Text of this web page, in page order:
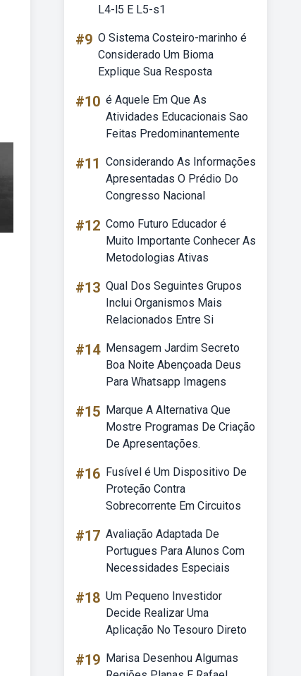
L4-l5 E L5-s1
#9 O Sistema Costeiro-marinho é
Considerado Um Bioma
Explique Sua Resposta
#10 é Aquele Em Que As
Atividades Educacionais Sao
Feitas Predominantemente
#11 Considerando As Informações
Apresentadas O Prédio Do
Congresso Nacional
#12 Como Futuro Educador é
Muito Importante Conhecer As
Metodologias Ativas
#13 Qual Dos Seguintes Grupos
Inclui Organismos Mais
Relacionados Entre Si
#14 Mensagem Jardim Secreto
Boa Noite Abençoada Deus
Para Whatsapp Imagens
#15 Marque A Alternativa Que
Mostre Programas De Criação
De Apresentações.
#16 Fusível é Um Dispositivo De
Proteção Contra
Sobrecorrente Em Circuitos
#17 Avaliação Adaptada De
Portugues Para Alunos Com
Necessidades Especiais
#18 Um Pequeno Investidor
Decide Realizar Uma
Aplicação No Tesouro Direto
#19 Marisa Desenhou Algumas